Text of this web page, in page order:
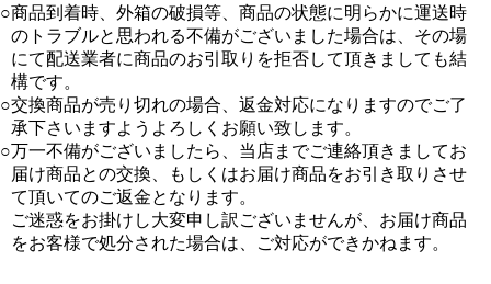
○商品到着時、外箱の破損等、商品の状態に明らかに運送時
のトラブルと思われる不備がございました場合は、その場
にて配送業者に商品のお引取りを拒否して頂きましても結
構です。
○交換商品が売り切れの場合、返金対応になりますのでご了
承下さいますようよろしくお願い致します。
○万一不備がございましたら、当店までご連絡頂きましてお
届け商品との交換、もしくはお届け商品をお引き取りさせ
て頂いてのご返金となります。
ご迷惑をお掛けし大変申し訳ございませんが、お届け商品
をお客様で処分された場合は、ご対応ができかねます。